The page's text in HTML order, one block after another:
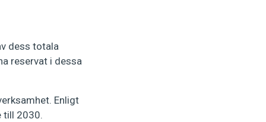
dess totala
reservat i dessa
Enligt
till 2030.